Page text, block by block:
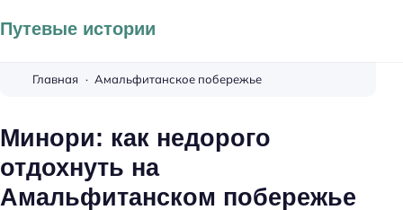
Путевые истории
Главная Амальфитанское побережье
Минори: как недорого
отдохнуть на
Амальфитанском побережье